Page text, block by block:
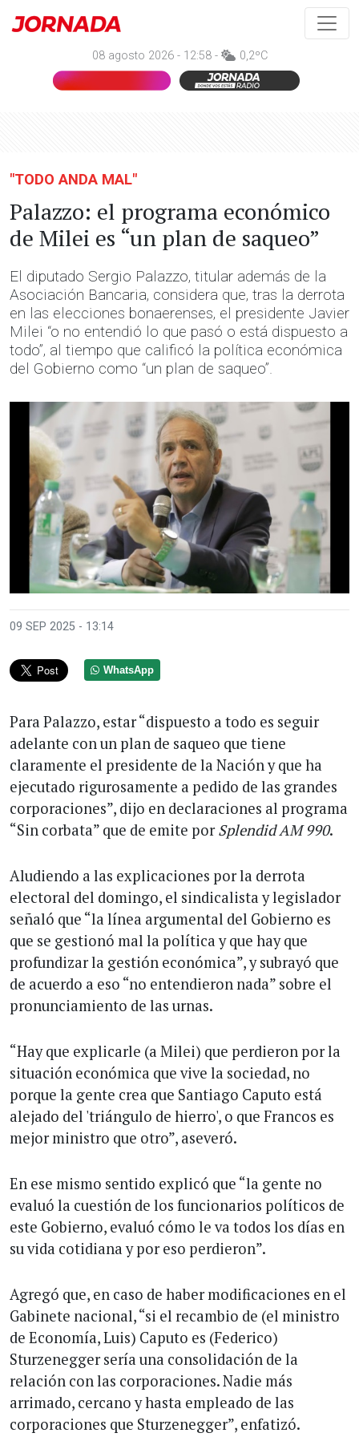
08 agosto 2026 - 12:58 - 0,2ºC
"TODO ANDA MAL"
Palazzo: el programa económico
de Milei es “un plan de saqueo”
El diputado Sergio Palazzo, titular además de la
Asociación Bancaria, considera que, tras la derrota
en las elecciones bonaerenses, el presidente Javier
Milei “o no entendió lo que pasó o está dispuesto a
todo”, al tiempo que calificó la política económica
del Gobierno como “un plan de saqueo”.
09 SEP 2025 - 13:14
WhatsApp
Para Palazzo, estar “dispuesto a todo es seguir
adelante con un plan de saqueo que tiene
claramente el presidente de la Nación y que ha
ejecutado rigurosamente a pedido de las grandes
corporaciones”, dijo en declaraciones al programa
“Sin corbata” que de emite porSplendid AM 990.
Aludiendo a las explicaciones por la derrota
electoral del domingo, el sindicalista y legislador
señaló que “la línea argumental del Gobierno es
que se gestionó mal la política y que hay que
profundizar la gestión económica”, y subrayó que
de acuerdo a eso “no entendieron nada” sobre el
pronunciamiento de las urnas.
“Hay que explicarle (a Milei) que perdieron por la
situación económica que vive la sociedad, no
porque la gente crea que Santiago Caputo está
alejado del 'triángulo de hierro', o que Francos es
mejor ministro que otro”, aseveró.
En ese mismo sentido explicó que “la gente no
evaluó la cuestión de los funcionarios políticos de
este Gobierno, evaluó cómo le va todos los días en
su vida cotidiana y por eso perdieron”.
Agregó que, en caso de haber modificaciones en el
Gabinete nacional, “si el recambio de (el ministro
de Economía, Luis) Caputo es (Federico)
Sturzenegger sería una consolidación de la
relación con las corporaciones. Nadie más
arrimado, cercano y hasta empleado de las
corporaciones que Sturzenegger”, enfatizó.